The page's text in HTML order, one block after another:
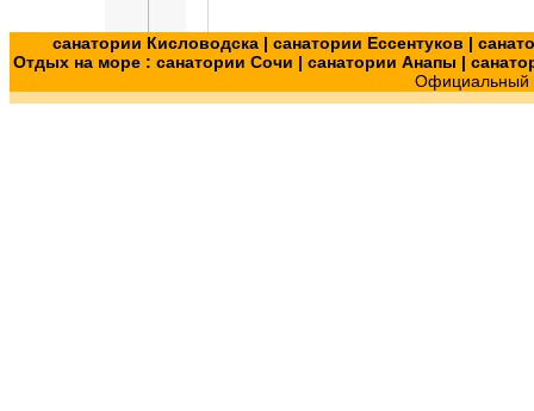
санатории Кисловодска| санатории Ессентуков |
Отдых на море : санатории Сочи | санатории Анапы |
Официальный